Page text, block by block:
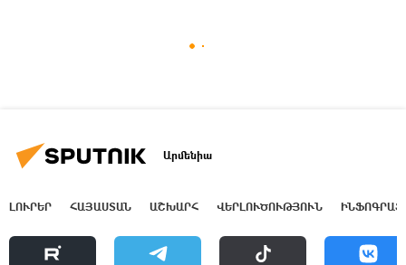
Արմենիա
ԼՈՒՐԵՐ ՀԱՅԱՍՏԱՆ ԱՇԽԱՐՀ ՎԵՐԼՈՒԾՈՒԹՅՈՒՆ